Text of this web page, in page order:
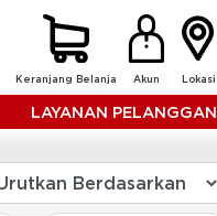
Keranjang Belanja Akun Lokasi
LAYANAN PELANGGAN